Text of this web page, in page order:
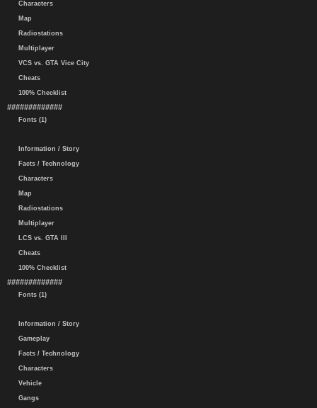
Characters
Map
Radiostations
Multiplayer
VCS vs. GTA Vice City
Cheats
100% Checklist
#############
Fonts (1)
Information / Story
Facts / Technology
Characters
Map
Radiostations
Multiplayer
LCS vs. GTA III
Cheats
100% Checklist
#############
Fonts (1)
Information / Story
Gameplay
Facts / Technology
Characters
Vehicle
Gangs